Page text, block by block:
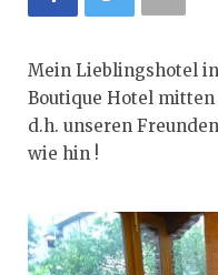
Mein Lieblingshotel
Boutique Hotel
d.h. unseren
wie hin !